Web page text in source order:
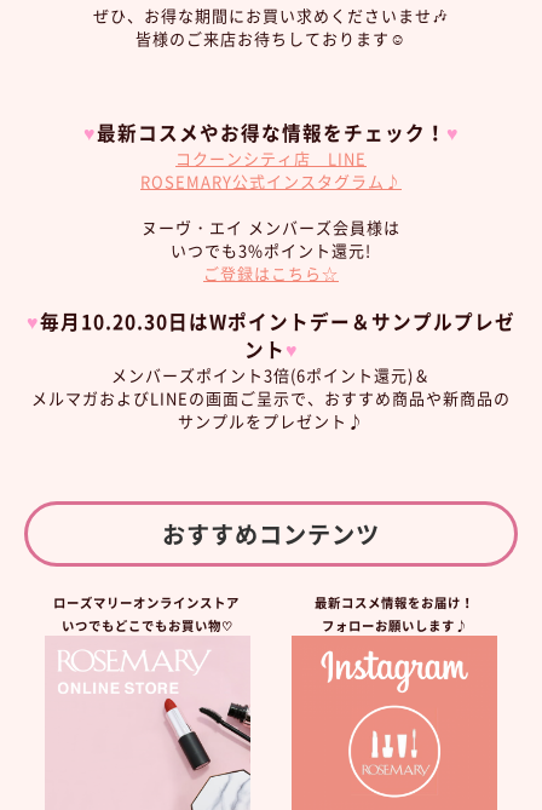
ぜひ、お得な期間にお買い求めくださいませ🎶
皆様のご来店お待ちしております☺️
♥︎最新コスメやお得な情報をチェック！ ♥︎
コクーンシティ店 LINE
ROSEMARY公式インスタグラム♪
ヌーヴ・エイ メンバーズ会員様は
いつでも3%ポイント還元!
ご登録はこちら☆
♥︎毎月10.20.30日はWポイントデー＆サンプルプレゼ
ント♥︎
メンバーズポイント3倍(6ポイント還元)＆
メルマガおよびLINEの画面ご呈示で、おすすめ商品や新商品の
サンプルをプレゼント♪
おすすめコンテンツ
ローズマリーオンラインストア
いつでもどこでもお買い物♡
最新コスメ情報をお届け！
フォローお願いします♪